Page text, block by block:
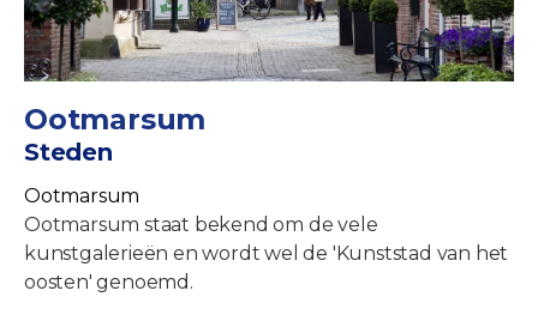
Ootmarsum
Steden
Ootmarsum
Ootmarsum staat bekend om de vele
kunstgalerieën en wordt wel de 'Kunststad van het
oosten' genoemd.